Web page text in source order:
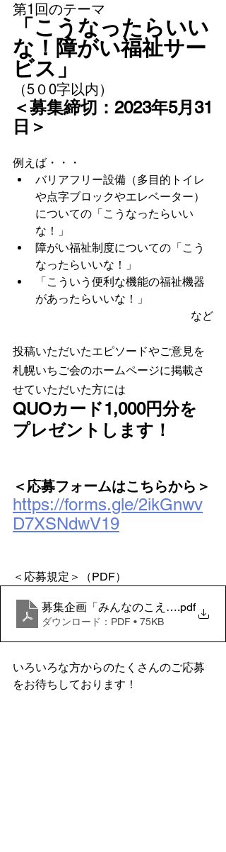
第1回のテーマ
「こうなったらいい
な！障がい福祉サー
ビス」
（5０0字以内）
＜募集締切：2023年5月31
日＞
例えば・・・
バリアフリー設備（多目的トイレ
や点字ブロックやエレベーター）
についての「こうなったらいい
な！」
障がい福祉制度についての「こう
なったらいいな！」
「こういう便利な機能の福祉機器
があったらいいな！」
など
投稿いただいたエピソードやご意見を
札幌いちご会のホームページに掲載さ
せていただいた方には
QUOカード1,000円分を
プレゼントします！
＜応募フォームはこちらから＞
https://forms.gle/2ikGnwv
D7XSNdwV19
＜応募規定＞（PDF）
募集企画「みんなのこえ」応募規定
.pdf
ダウンロード：PDF • 75KB
いろいろな方からのたくさんのご応募
をお待ちしております！